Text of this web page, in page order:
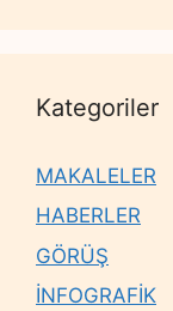
Kategoriler
MAKALELER
HABERLER
GÖRÜŞ
İNFOGRAFİK